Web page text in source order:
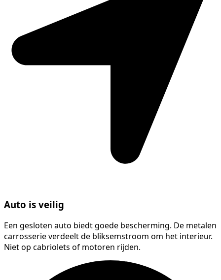
Auto is veilig
Een gesloten auto biedt goede bescherming. De metalen
carrosserie verdeelt de bliksemstroom om het interieur.
Niet op cabriolets of motoren rijden.